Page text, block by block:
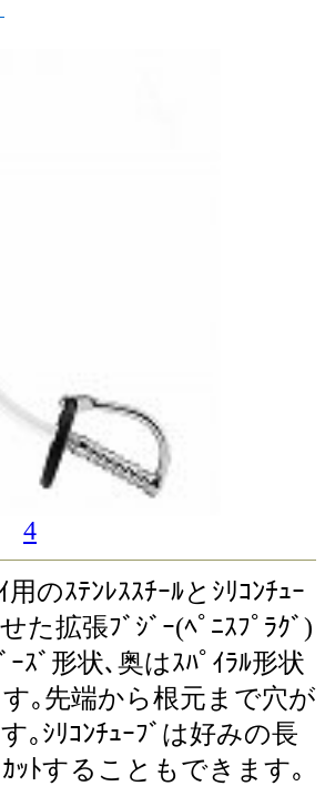
4
用のｽﾃﾝﾚｽｽﾁｰﾙとｼﾘｺﾝﾁｭｰ
た拡張ﾌﾞｼﾞｰ(ﾍﾟﾆｽﾌﾟﾗｸﾞ)
ｰｽﾞ形状､奥はｽﾊﾟｲﾗﾙ形状
｡先端から根元まで穴が
｡ｼﾘｺﾝﾁｭｰﾌﾞは好みの長
ｯﾄすることもできます｡